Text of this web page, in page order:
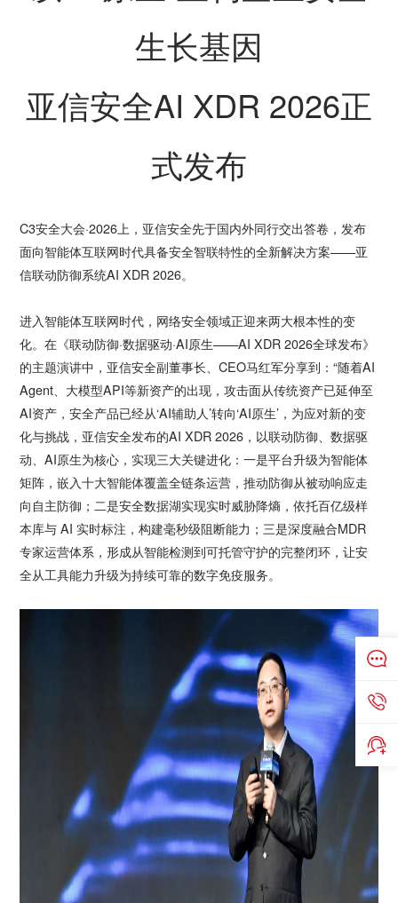
生长基因
亚信安全AI XDR 2026正
式发布
C3安全大会·2026上，亚信安全先于国内外同行交出答卷，发布
面向智能体互联网时代具备安全智联特性的全新解决方案——亚
信联动防御系统AI XDR 2026。
进入智能体互联网时代，网络安全领域正迎来两大根本性的变
化。在《联动防御·数据驱动·AI原生——AI XDR 2026全球发布》
的主题演讲中，亚信安全副董事长、CEO马红军分享到：“随着AI
Agent、大模型API等新资产的出现，攻击面从传统资产已延伸至
AI资产，安全产品已经从‘AI辅助人’转向‘AI原生’，为应对新的变
化与挑战，亚信安全发布的AI XDR 2026，以联动防御、数据驱
动、AI原生为核心，实现三大关键进化：一是平台升级为智能体
矩阵，嵌入十大智能体覆盖全链条运营，推动防御从被动响应走
向自主防御；二是安全数据湖实现实时威胁降熵，依托百亿级样
本库与 AI 实时标注，构建毫秒级阻断能力；三是深度融合MDR
专家运营体系，形成从智能检测到可托管守护的完整闭环，让安
全从工具能力升级为持续可靠的数字免疫服务。